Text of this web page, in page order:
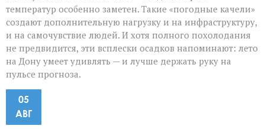
температур особенно заметен. Такие «погодные качели»
создают дополнительную нагрузку и на инфраструктуру,
и на самочувствие людей. И хотя полного похолодания
не предвидится, эти всплески осадков напоминают: лето
на Дону умеет удивлять — и лучше держать руку на
пульсе прогноза.
05
АВГ